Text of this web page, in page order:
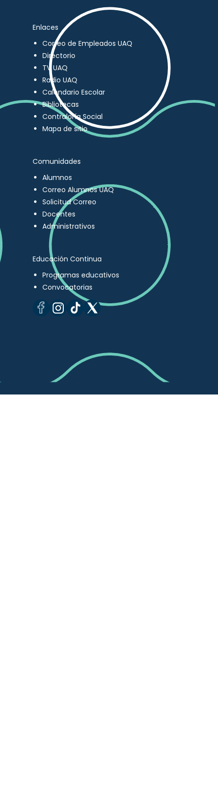
Enlaces
Correo de Empleados UAQ
Directorio
TV UAQ
Radio UAQ
Calendario Escolar
Bibliotecas
Contraloría Social
Mapa de sitio
Comunidades
Alumnos
Correo Alumnos UAQ
Solicitud Correo
Docentes
Administrativos
Educación Continua
Programas educativos
Convocatorias